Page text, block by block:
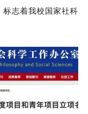
标志着我校国家社科